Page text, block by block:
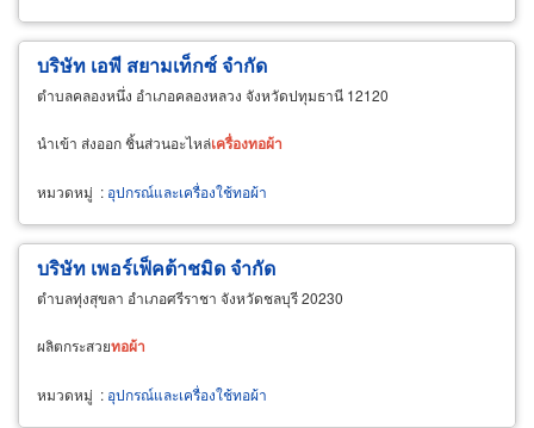
บริษัท เอพี สยามเท็กซ์ จำกัด
ตำบลคลองหนึ่ง อำเภอคลองหลวง จังหวัดปทุมธานี 12120
นำเข้า ส่งออก ชิ้นส่วนอะไหล่เครื่องทอผ้า
หมวดหมู่ : อุปกรณ์และเครื่องใช้ทอผ้า
บริษัท เพอร์เฟ็คต้าชมิด จำกัด
ตำบลทุ่งสุขลา อำเภอศรีราชา จังหวัดชลบุรี 20230
ผลิตกระสวยทอผ้า
หมวดหมู่ : อุปกรณ์และเครื่องใช้ทอผ้า